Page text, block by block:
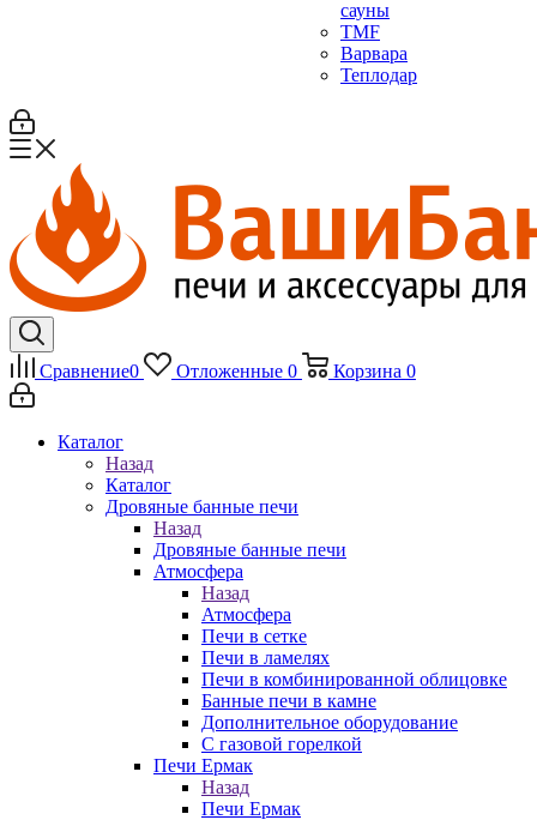
сауны
TMF
Варвара
Теплодар
Сравнение0 Отложенные 0 Корзина 0
Каталог
Назад
Каталог
Дровяные банные печи
Назад
Дровяные банные печи
Атмосфера
Назад
Атмосфера
Печи в сетке
Печи в ламелях
Печи в комбинированной облицовке
Банные печи в камне
Дополнительное оборудование
С газовой горелкой
Печи Ермак
Назад
Печи Ермак